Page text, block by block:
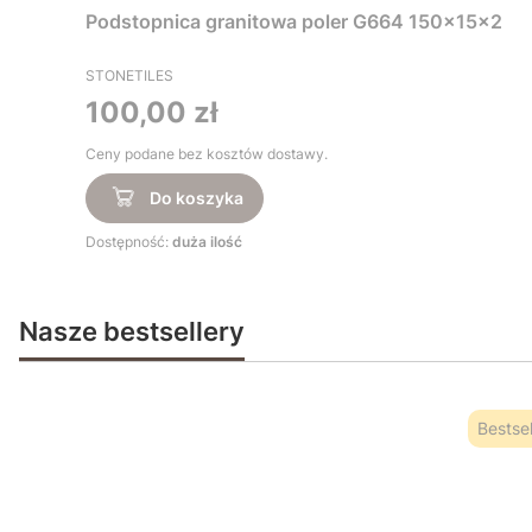
Podstopnica granitowa poler G664 150x15x2
STONETILES
Cena
100,00 zł
Ceny podane bez kosztów dostawy.
Do koszyka
Dostępność: duża ilość
Nasze bestsellery